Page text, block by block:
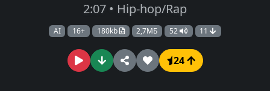
2:07 • Hip-hop/Rap
AI 16+ 180kb 2,7МБ 52 11
24